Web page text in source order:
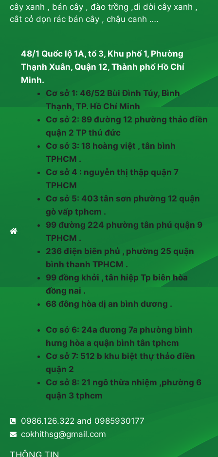
cây xanh , bán cây , đào trồng ,di dời cây xanh ,
cắt cỏ dọn rác bán cây , chậu canh ….
48/1 Quốc lộ 1A, tổ 3, Khu phố 1, Phường
Thạnh Xuân, Quận 12, Thành phố Hồ Chí
Minh.
Cơ sở 1: 46/52 Bùi Đình Túy, Bình
Thạnh, TP. Hồ Chí Minh
Cơ sở 2: 89 đường 12 phường thảo điền
quận 2 TP thủ đức
Cơ sở 3: 18 hoàng việt , tân bình
TPHCM .
Cơ sở 4 : nguyễn thị thập quận 7
TPHCM
Cơ sở 5: 403 tân sơn phường 12 quận
gò vấp tphcm .
99 đường 224 phường tân phú quận 9
TPHCM .
236 điện biên phủ , phường 25 quận
bình thanh TPHCM .
99 đồng khởi , tân hiệp Tp biên hòa
đồng nai .
68 đông hòa dị an bình dương .
Cơ sở 6: 24a đương 7a phường bình
hưng hòa a quận bình tân tphcm
Cơ sở 7: 512 b khu biệt thự thảo điền
quận 2
Cơ sở 8: 21 ngô thừa nhiệm ,phường 6
quận 3 tphcm
0986.126.322 and 0985930177
cokhithsg@gmail.com
THÔNG TIN